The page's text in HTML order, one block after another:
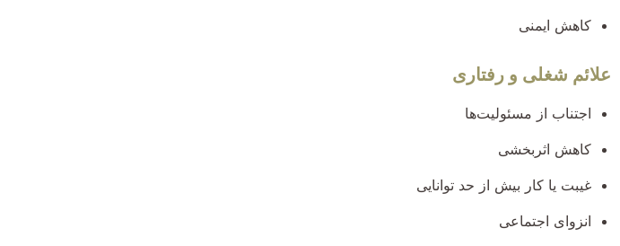
کاهش ایمنی
علائم شغلی و رفتاری
اجتناب از مسئولیت‌ها
کاهش اثربخشی
غیبت یا کار بیش از حد توانایی
انزوای اجتماعی